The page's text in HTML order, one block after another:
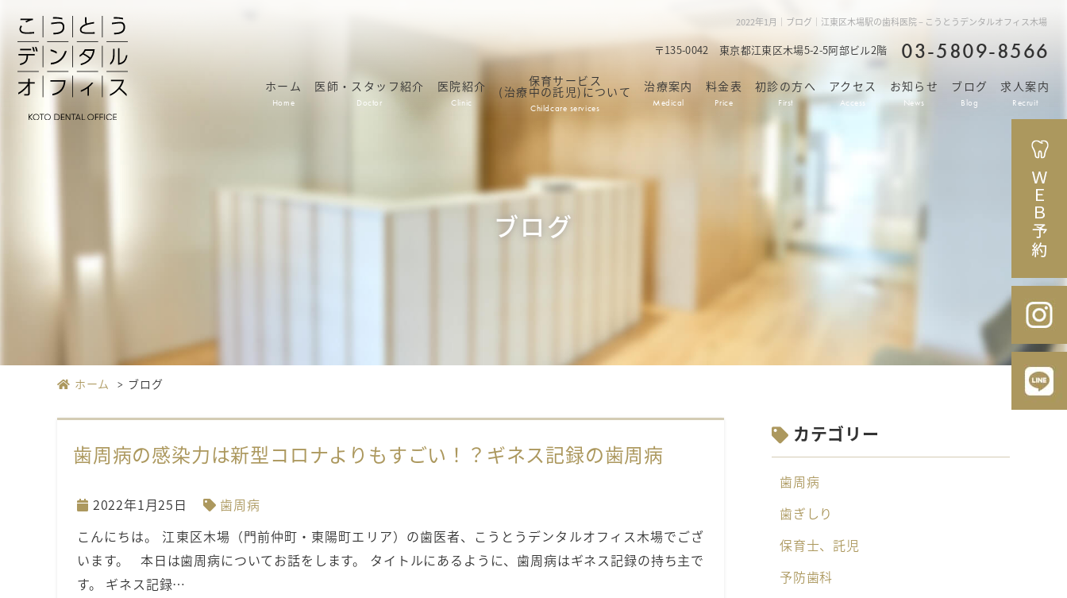
2022年1月｜ブログ｜江東区木場駅の歯科医院 – こうとうデンタルオフィス木場
03-5809-8566
〒135-0042 東京都江東区木場5-2-5阿部ビル2階
ホーム
Home
医師・スタッフ紹介
Doctor
医院紹介
Clinic
保育サービス
(治療中の託児)について
Childcare services
治療案内
Medical
料金表
Price
初診の方へ
First
アクセス
Access
お知らせ
News
ブログ
Blog
求人案内
Recruit
ブログ
ホーム ブログ
歯周病の感染力は新型コロナよりもすごい！？ギネス記録の歯周病
2022年1月25日
歯周病
こんにちは。 江東区木場（門前仲町・東陽町エリア）の歯医者、こうとうデンタルオフィス木場でござ
います。 本日は歯周病についてお話をします。 タイトルにあるように、歯周病はギネス記録の持ち主で
す。 ギネス記録…
カテゴリー
歯周病
歯ぎしり
保育士、託児
予防歯科